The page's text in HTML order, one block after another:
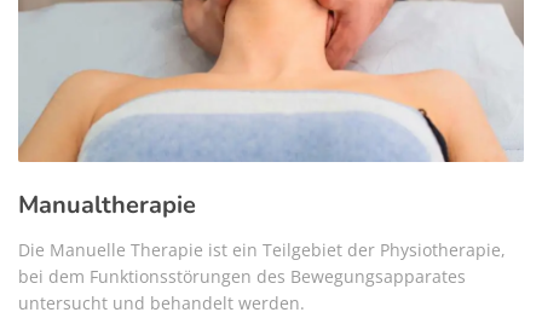
Manualtherapie
Die Manuelle Therapie ist ein Teilgebiet der Physiotherapie,
bei dem Funktionsstörungen des Bewegungsapparates
untersucht und behandelt werden.